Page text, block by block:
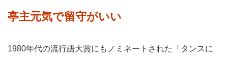
亭主元気で留守がいい
1980年代の流行語大賞にもノミネートされた「タンスに